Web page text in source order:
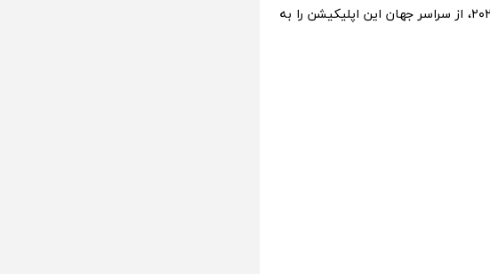
آمده است که تعداد بیش از ۷۰۰ میلیون کاربر فعال ماهانه در سال ۲۰۲۳، از سراسر جهان این اپلیکیشن را به